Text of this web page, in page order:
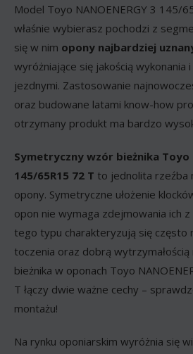
Model Toyo NANOENERGY 3 145/
właśnie wybierasz pochodzi z
się w nim opony najbardziej
wyróżniające się jakością wykonania
jezdnymi. Zastosowanie
oraz budowane latami know-how
otrzymany produkt ma bardzo
Symetryczny wzór bieżnika Toyo
145/65R15 72 T to jednolita rzeźba
opony. Symetryczne ułożenie
opon nie wymaga zdejmowania ich
tego typu charakteryzują się często
toczenia oraz dobrą wytrzymałością
bieżnika w oponach Toyo
T łączy dwie ważne cechy –
montażu!
Na rynku oponiarskim wyróżnia się